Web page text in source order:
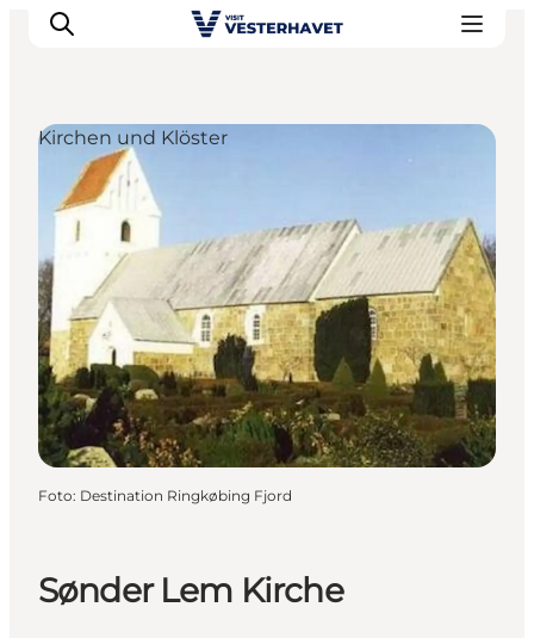
Events
Erlebnisse
Unsere Städte
Essen & Übernachtung
Tickets kaufen
Plane deine Reise
Sønder Lem Kirche
Kirchen und Klöster
Foto: Destination Ringkøbing Fjord